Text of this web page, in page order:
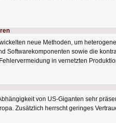
neue Methoden, um
Softwarekomponenten sowie die
in vernetzten
von US-Giganten sehr
Zusätzlich herrscht geringes